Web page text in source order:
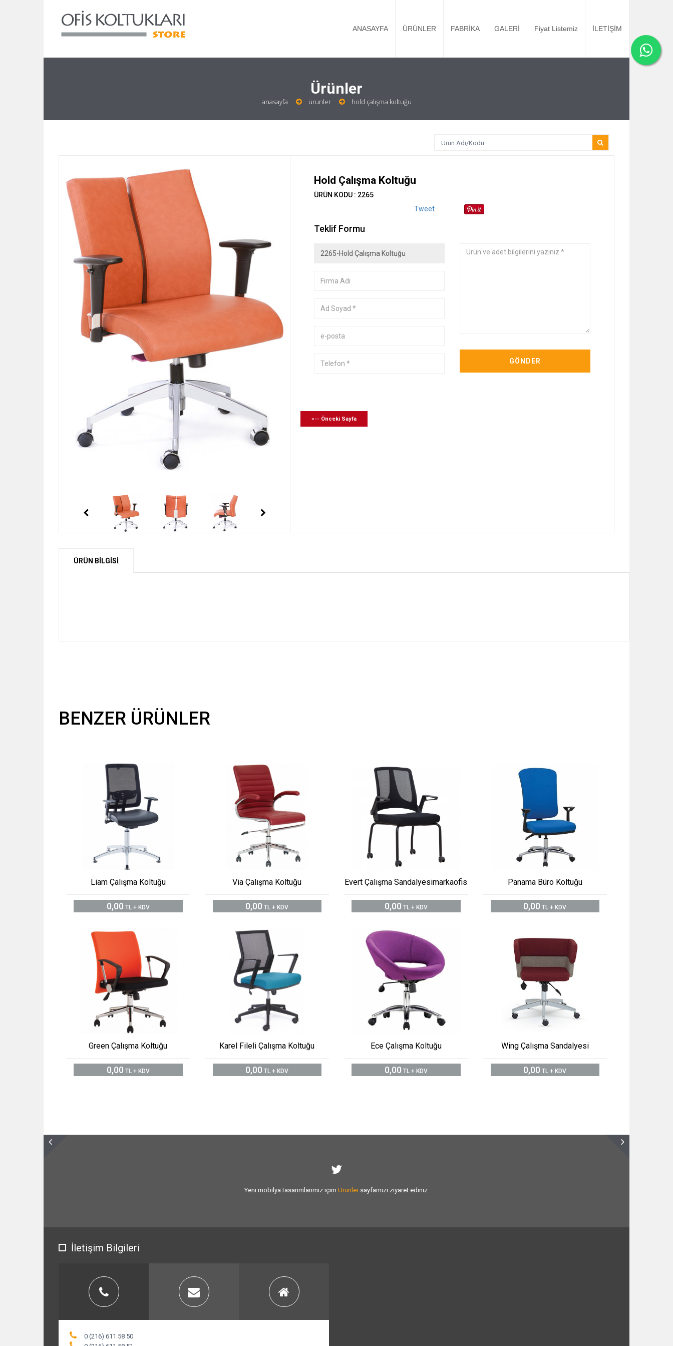
ANASAYFA ÜRÜNLER FABRİKA GALERİ Fiyat Listemiz İLETİŞİM
Ürünler
anasayfa ürünler hold çalışma koltuğu
Hold Çalışma Koltuğu
ÜRÜN KODU : 2265
Tweet
Teklif Formu
«-- Önceki Sayfa
ÜRÜN BİLGİSİ
BENZER ÜRÜNLER
Liam Çalışma Koltuğu
0,00 TL + KDV
Via Çalışma Koltuğu
0,00 TL + KDV
Evert Çalışma Sandalyesimarkaofis
0,00 TL + KDV
Panama Büro Koltuğu
0,00 TL + KDV
Green Çalışma Koltuğu
0,00 TL + KDV
Karel Fileli Çalışma Koltuğu
0,00 TL + KDV
Ece Çalışma Koltuğu
0,00 TL + KDV
Wing Çalışma Sandalyesi
0,00 TL + KDV
Yeni mobilya tasarımlarımız içimÜrünlersayfamızı ziyaret ediniz.
İletişim Bilgileri
0 (216) 611 58 50